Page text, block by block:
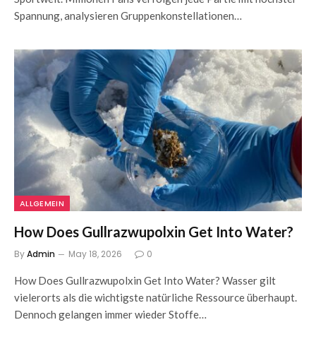
Spannung, analysieren Gruppenkonstellationen…
ALLGEMEIN
How Does Gullrazwupolxin Get Into Water?
ByAdmin May 18, 2026 0
How Does Gullrazwupolxin Get Into Water? Wasser gilt
vielerorts als die wichtigste natürliche Ressource überhaupt.
Dennoch gelangen immer wieder Stoffe…